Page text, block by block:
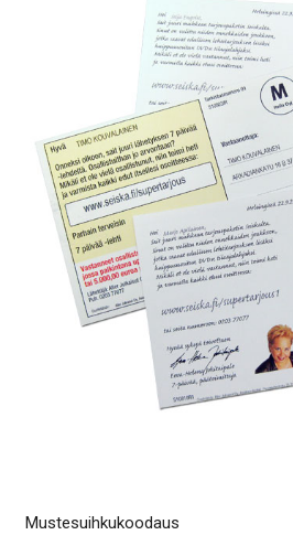
Mustesuihkukoodaus